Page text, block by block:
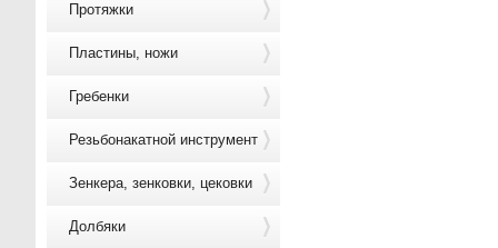
Протяжки
Пластины, ножи
Гребенки
Резьбонакатной инструмент
Зенкера, зенковки, цековки
Долбяки